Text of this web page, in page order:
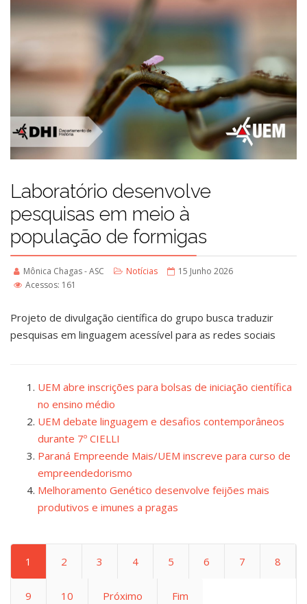
Laboratório desenvolve
pesquisas em meio à
população de formigas
Mônica Chagas - ASC Notícias
15 Junho 2026
Acessos: 161
Projeto de divulgação científica do grupo busca traduzir
pesquisas em linguagem acessível para as redes sociais
UEM abre inscrições para bolsas de iniciação científica
no ensino médio
UEM debate linguagem e desafios contemporâneos
durante 7º CIELLI
Paraná Empreende Mais/UEM inscreve para curso de
empreendedorismo
Melhoramento Genético desenvolve feijões mais
produtivos e imunes a pragas
1 2 3 4 5 6 7 8
9 10 Próximo Fim